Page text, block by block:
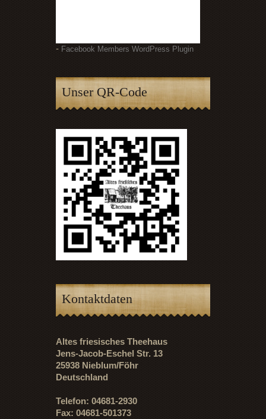
- Facebook Members WordPress Plugin
Unser QR-Code
Kontaktdaten
Altes friesisches Theehaus
Jens-Jacob-Eschel Str. 13
25938 Nieblum/Föhr
Deutschland
Telefon: 04681-2930
Fax: 04681-501373